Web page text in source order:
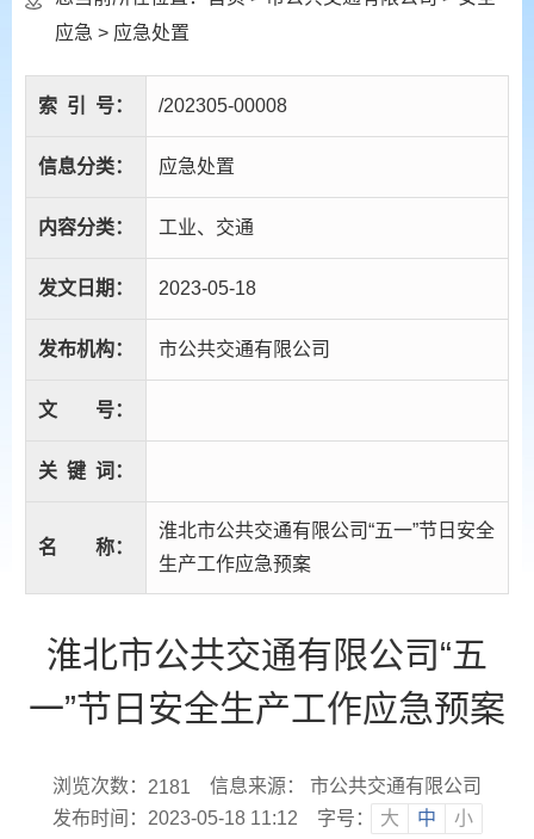
应急 > 应急处置
索 引 号： /202305-00008
信息分类： 应急处置
内容分类： 工业、交通
发文日期： 2023-05-18
发布机构： 市公共交通有限公司
文 号：
关 键 词：
名 称：
淮北市公共交通有限公司“五一”节日安全
生产工作应急预案
淮北市公共交通有限公司“五
一”节日安全生产工作应急预案
浏览次数： 2181
信息来源： 市公共交通有限公司
发布时间：2023-05-18 11:12
字号： 大 中 小